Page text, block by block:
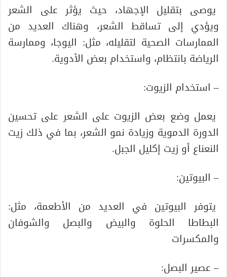
يوصى بتقليل الإجهاد، حيث يؤثر على الشعر
ويؤدي إلى تساقط الشعر، وهناك العديد من
الممارسات الصحية لتقليله، مثل: اليوجا، وممارسة
الرياضة بانتظام، واستخدام بعض الأدوية.
– استخدام الزيوت:
يعمل وضع بعض الزيوت على الشعر على تحسين
الدورة الدموية وزيادة نمو الشعر، بما في ذلك زيت
النعناع أو زيت إكليل الجبل.
– البيوتين:
يتوفر البيوتين في العديد من الأطعمة، مثل:
البطاطا الحلوة والبيض والبصل والشوفان
والمكسرات
– عصير البصل: